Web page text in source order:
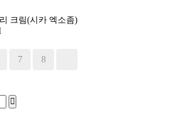
크림(시카 엑소좀)
7 8